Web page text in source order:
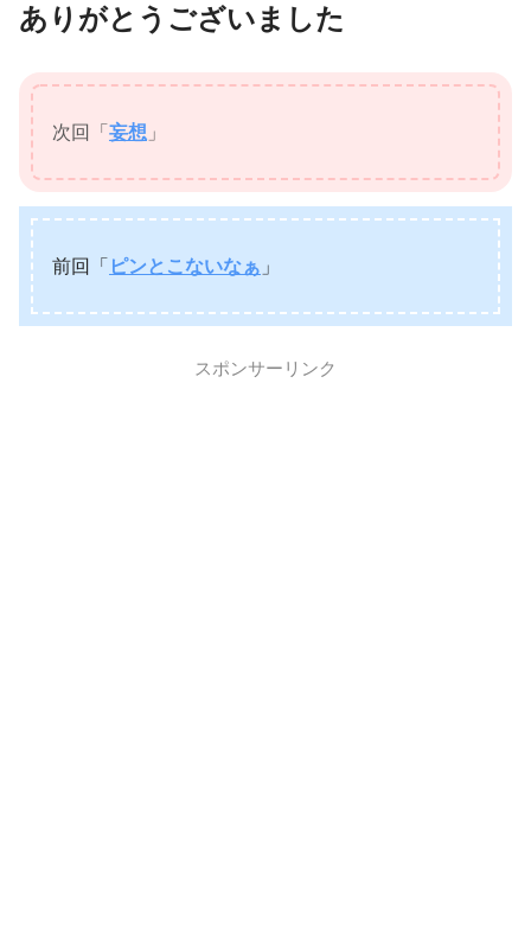
ありがとうございました
次回「 妄想 」
前回「 ピンとこないなぁ 」
スポンサーリンク